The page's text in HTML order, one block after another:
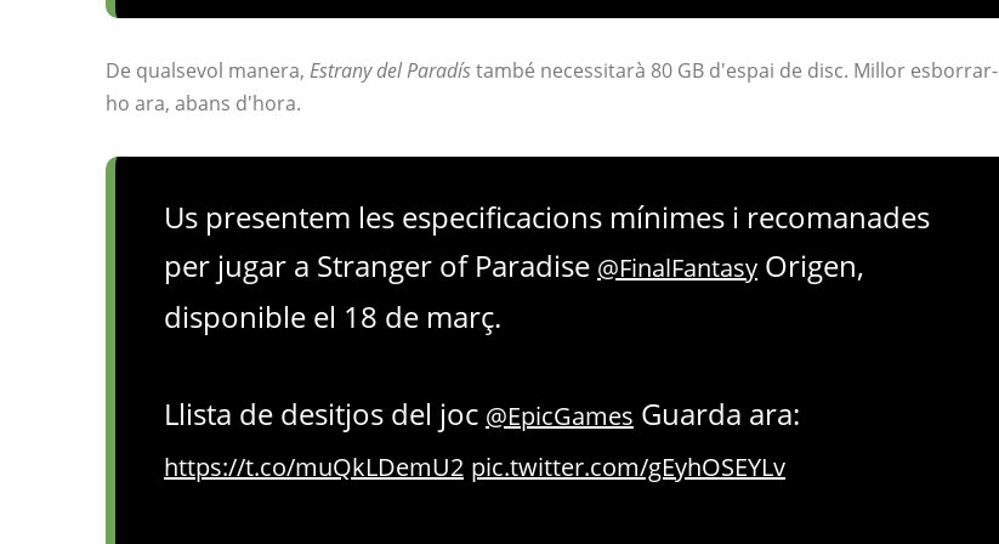
De qualsevol manera, Estrany del Paradístambé necessitarà 80 GB d'espai de disc. Millor esborrar-
ho ara, abans d'hora.
Us presentem les especificacions mínimes i recomanades
per jugar a Stranger of Paradise @FinalFantasy Origen,
disponible el 18 de març.
Llista de desitjos del joc @EpicGames Guarda ara:
https://t.co/muQkLDemU2 pic.twitter.com/gEyhOSEYLv